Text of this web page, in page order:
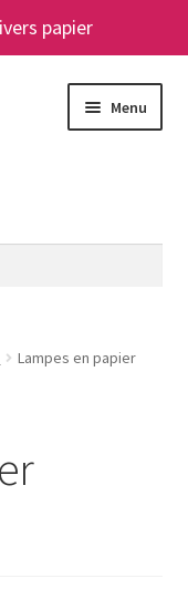
papier
Menu
le
Lampes en papier